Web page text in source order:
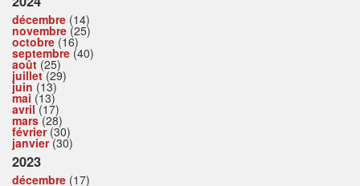
décembre (14)
novembre (25)
octobre (16)
septembre (40)
août (25)
juillet(29)
juin (13)
mai (13)
avril(17)
mars(28)
février(30)
janvier(30)
2023
décembre (17)